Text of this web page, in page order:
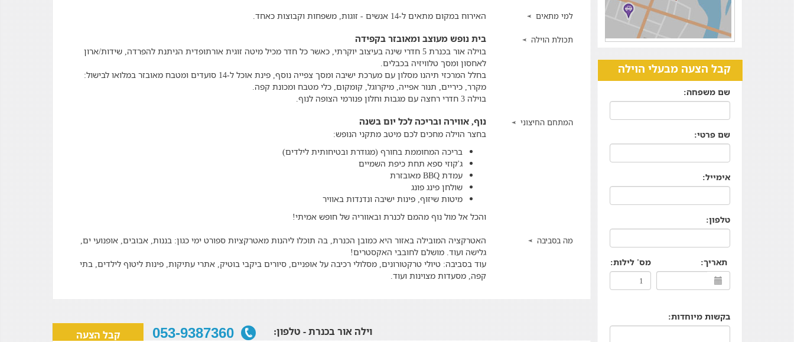
קבל הצעה מבעלי הוילה
שם משפחה:
שם פרטי:
אימייל:
טלפון:
תאריך: מס' לילות:
בקשות מיוחדות:
למי מתאים האירוח במקום מתאים ל-14 אנשים - זוגות, משפחות וקבוצות כאחד.
תכולת הוילה בית נופש מעוצב ומאובזר בקפידה
בוילה אור בכנרת 5 חדרי שינה בעיצוב יוקרתי, כאשר כל חדר מכיל מיטה זוגית אורתופדית הניתנת להפרדה, שידות/ארון
לאחסון ומסך טלוויזיה בכבלים.
בחלל המרכזי תיהנו מסלון עם מערכת ישיבה ומסך צפייה נוסף, פינת אוכל ל-14 סועדים ומטבח מאובזר במלואו לבישול:
מקרר, כיריים, תנור אפייה, מיקרוגל, קומקום, כלי מטבח ומכונת קפה.
בוילה 3 חדרי רחצה עם מגבות וחלון פנורמי הצופה לנוף.
המתחם החיצוני נוף, אווירה ובריכה לכל יום בשנה
בחצר הוילה מחכים לכם מיטב מתקני הנופש:
בריכה המחוממת בחורף (מגודרת ובטיחותית לילדים)
ג'קוזי ספא תחת כיפת השמיים
עמדת BBQ מאובזרת
שולחן פינג פונג
מיטות שיזוף, פינות ישיבה ונדנדות באוויר
והכל אל מול נוף מהמם לכנרת ובאווריה של חופש אמיתי!
מה בסביבה
האטרקציה המובילה באזור היא כמובן הכנרת, בה תוכלו ליהנות מאטרקציות ספורט ימי כגון: בננות, אבובים, אופנועי ים,
גלישה ועוד. מושלם לחובבי האקסטרים!
עוד בסביבה: טיולי טרקטורונים, מסלולי רכיבה על אופניים, סיורים ביקבי בוטיק, אתרי עתיקות, פינות ליטוף לילדים, בתי
קפה, מסעדות מצוינות ועוד.
קבל הצעה 053-9387360 וילה אור בכנרת - טלפון: